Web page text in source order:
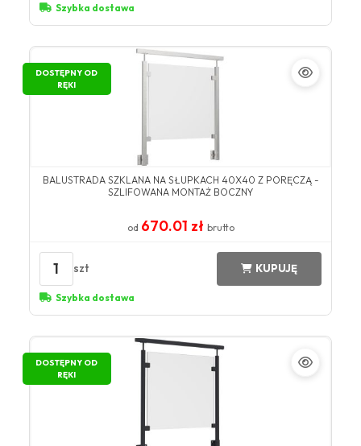
Szybka dostawa
DOSTĘPNY OD
RĘKI
BALUSTRADA SZKLANA NA SŁUPKACH 40X40 Z PORĘCZĄ -
SZLIFOWANA MONTAŻ BOCZNY
od 670.01 zł brutto
1 szt KUPUJĘ
Szybka dostawa
DOSTĘPNY OD
RĘKI